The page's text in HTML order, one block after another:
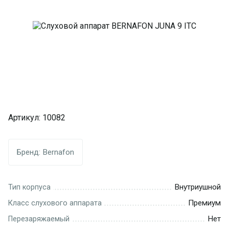
Артикул: 10082
Бренд: Bernafon
Тип корпуса Внутриушной
Класс слухового аппарата Премиум
Перезаряжаемый Нет